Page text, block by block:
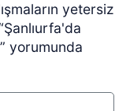
yetersiz
yorumunda